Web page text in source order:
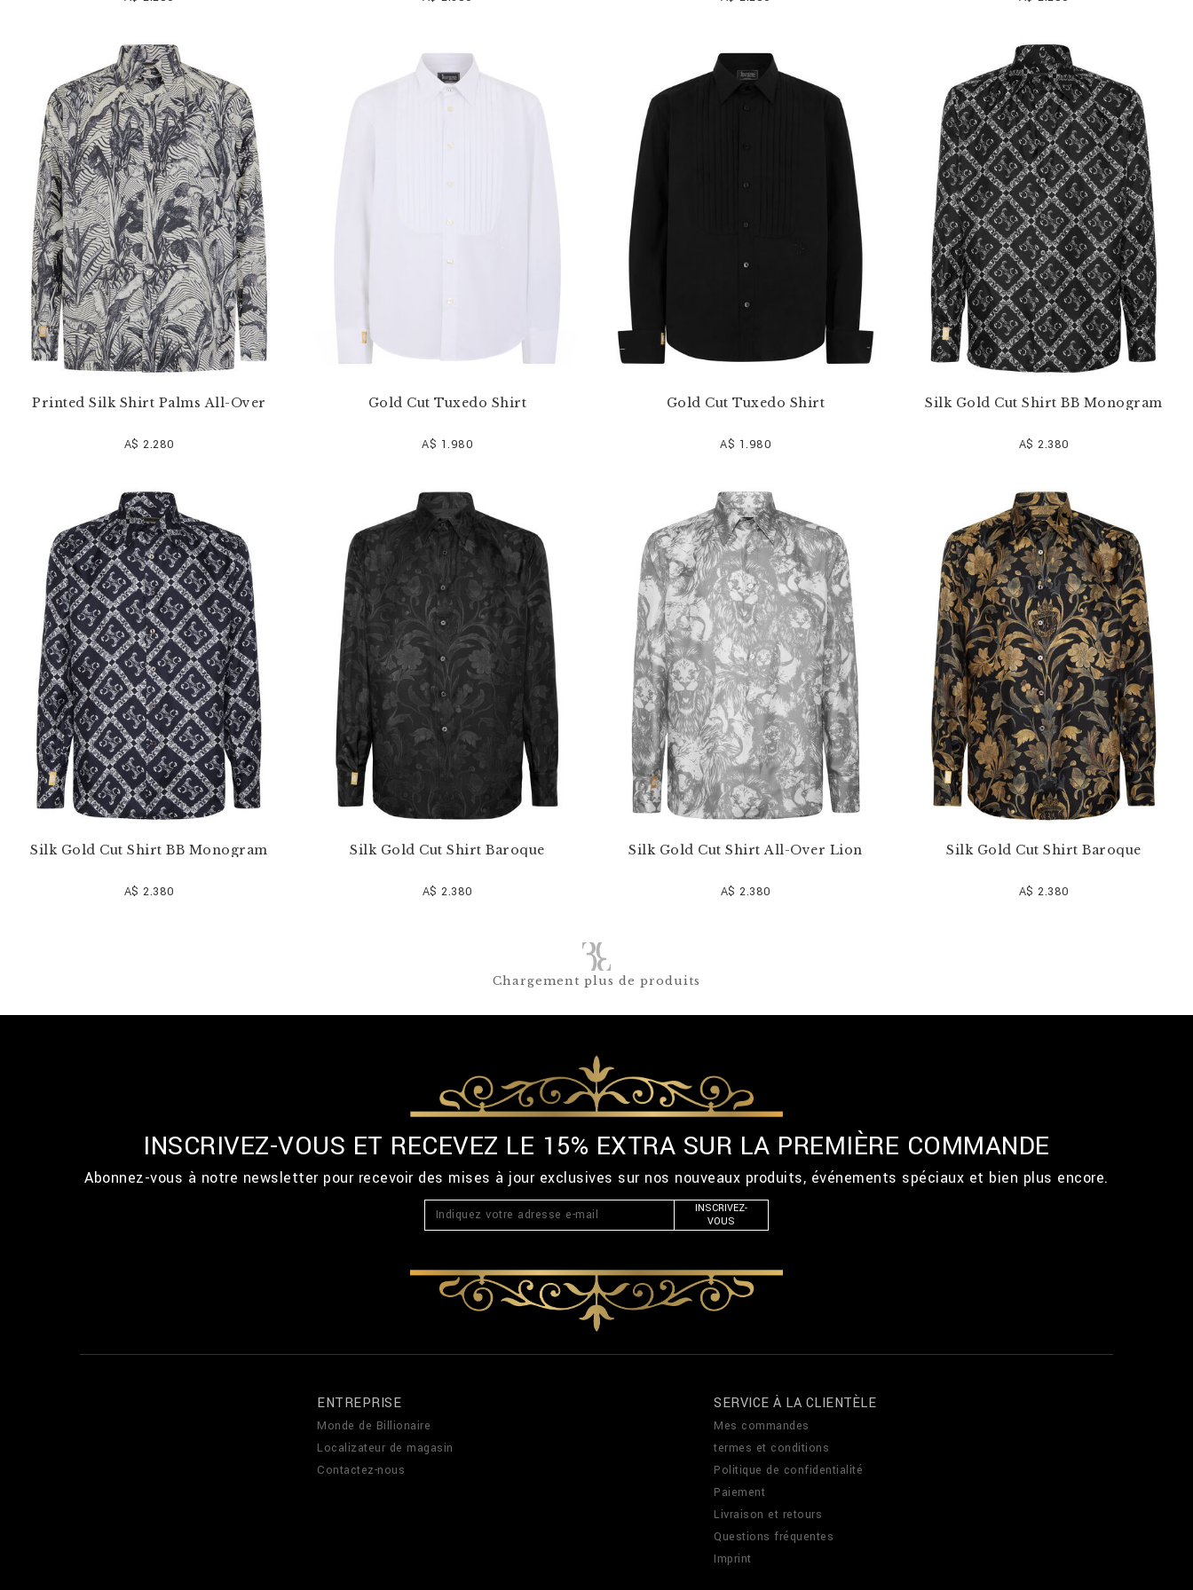
Printed Silk Shirt Palms All-Over
A$ 2.280
Gold Cut Tuxedo Shirt
A$ 1.980
Gold Cut Tuxedo Shirt
A$ 1.980
Silk Gold Cut Shirt BB Monogram
A$ 2.380
Silk Gold Cut Shirt BB Monogram
A$ 2.380
Silk Gold Cut Shirt Baroque
A$ 2.380
Silk Gold Cut Shirt All-Over Lion
A$ 2.380
Silk Gold Cut Shirt Baroque
A$ 2.380
Chargement plus de produits
INSCRIVEZ-VOUS ET RECEVEZ LE 15% EXTRA SUR LA PREMIÈRE COMMANDE
Abonnez-vous à notre newsletter pour recevoir des mises à jour exclusives sur nos nouveaux produits, événements spéciaux et bien plus encore.
INSCRIVEZ-
VOUS
ENTREPRISE
Monde de Billionaire
Localizateur de magasin
Contactez-nous
SERVICE À LA CLIENTÈLE
Mes commandes
termes et conditions
Politique de confidentialité
Paiement
Livraison et retours
Questions fréquentes
Imprint